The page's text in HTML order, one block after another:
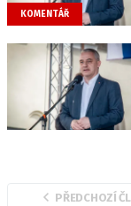
KOMENTÁŘ
PŘEDCHOZÍ